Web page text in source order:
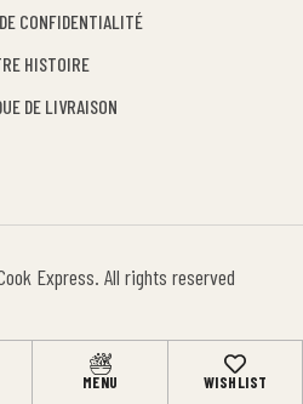
MENU WISHLIST
CONFIDENTIALITÉ
HISTOIRE
DE LIVRAISON
Express. All rights reserved